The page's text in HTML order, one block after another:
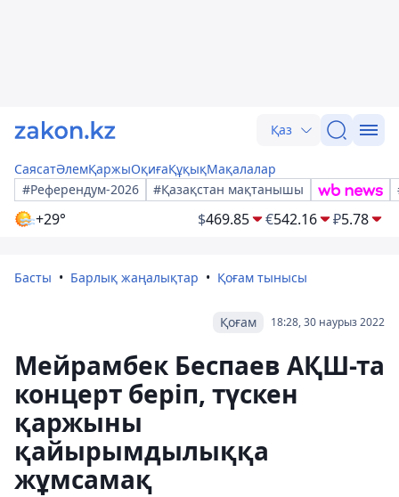
Қаз
СаясатӘлемҚаржыОқиғаҚұқықМақалалар
#Референдум-2026
#Қазақстан мақтанышы
+29° $469.85 €542.16 ₽5.78
Басты Барлық жаңалықтар Қоғам тынысы
18:28, 30 наурыз 2022
Қоғам
Мейрамбек Беспаев АҚШ-та
концерт беріп, түскен
қаржыны
қайырымдылыққа
жұмсамақ